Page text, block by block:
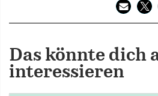
Das könnte dich
interessieren